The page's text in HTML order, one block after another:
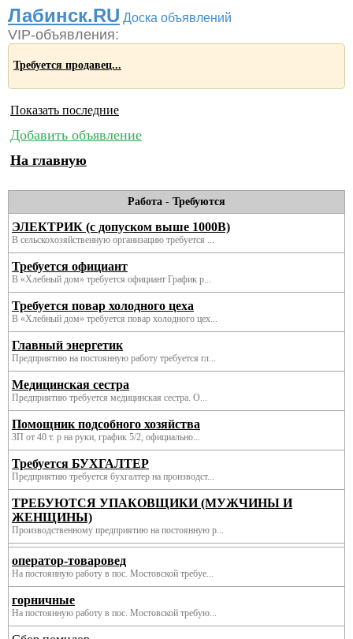
Лабинск.RU Доска объявлений
VIP-объявления:
Требуется продавец...
Показать последние
Добавить объявление
На главную
Работа - Требуются
ЭЛЕКТРИК (с допуском выше 1000В)
В сельскохозяйственную организацию требуется ...
Требуется официант
В «Хлебный дом» требуется официант График р...
Требуется повар холодного цеха
В «Хлебный дом» требуется повар холодного цех...
Главный энергетик
Предприятию на постоянную работу требуется гл...
Медицинская сестра
Предприятию требуется медицинская сестра. О...
Помощник подсобного хозяйства
ЗП от 40 т. р на руки, график 5/2, официально...
Требуется БУХГАЛТЕР
Предприятию требуется бухгалтер на производст...
ТРЕБУЮТСЯ УПАКОВЩИКИ (МУЖЧИНЫ И
ЖЕНЩИНЫ)
Производственному предприятию на постоянную р...
оператор-товаровед
На постоянную работу в пос. Мостовской требуе...
горничные
На постоянную работу в пос. Мостовской требую...